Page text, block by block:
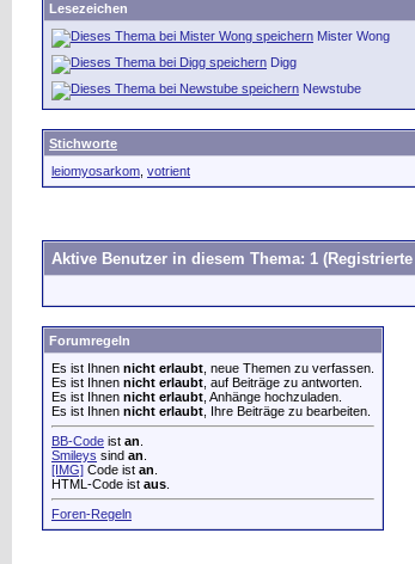
Lesezeichen
Mister Wong
Digg
Newstube
Stichworte
leiomyosarkom votrient
Aktive Benutzer in diesem Thema: 1
Forumregeln
Es ist Ihnen nicht erlaubt , neue Themen zu verfassen.
Es ist Ihnen nicht erlaubt , auf Beiträge zu antworten.
Es ist Ihnen nicht erlaubt , Anhänge hochzuladen.
Es ist Ihnen nicht erlaubt , Ihre Beiträge zu bearbeiten.
BB-Code ist an
Smileys sind an
[IMG] Code ist an
HTML-Code ist aus
Foren-Regeln